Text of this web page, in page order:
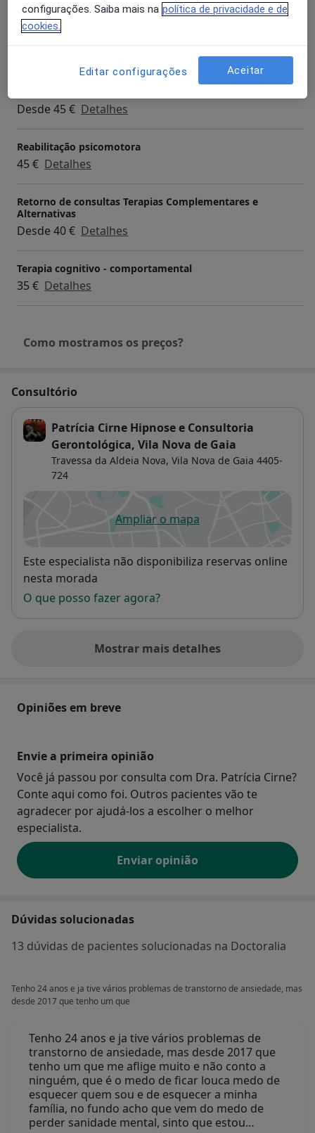
Consulta domiciliar Terapias Complementares e
Alternativas
Primeira consulta Terapias Complementares e
Desde 45 € Detalhes
Reabilitação psicomotora
45 € Detalhes
Retorno de consultas Terapias Complementares e
Alternativas
Desde 40 € Detalhes
Terapia cognitivo - comportamental
35 € Detalhes
Como mostramos os preços?
Consultório
Patrícia Cirne Hipnose e Consultoria
Gerontológica, Vila Nova de Gaia
Travessa da Aldeia Nova, Vila Nova de Gaia 4405-
724
Ampliar o mapaabre num novo separador
Disponibilidade
Este especialista não disponibiliza reservas online
nesta morada
O que posso fazer agora?
Mostrar mais detalhes
sobre o endereço
Opiniões em breve
Envie a primeira opinião
Você já passou por consulta com Dra. Patrícia Cirne?
Conte aqui como foi. Outros pacientes vão te
agradecer por ajudá-los a escolher o melhor
especialista.
Enviar opinião
Dúvidas solucionadas
13 dúvidas de pacientes solucionadas na Doctoralia
Tenho 24 anos e ja tive vários problemas de transtorno de ansiedade, mas
desde 2017 que tenho um que
Tenho 24 anos e ja tive vários problemas de
transtorno de ansiedade, mas desde 2017 que
tenho um que me aflige muito e não conto a
ninguém, que é o medo de ficar louca medo de
esquecer quem sou e de esquecer a minha
família, no fundo acho que vem do medo de
perder sanidade mental, sinto que estou…
configurações. Saiba mais na política de privacidade e de
cookies.
Editar configurações Aceitar